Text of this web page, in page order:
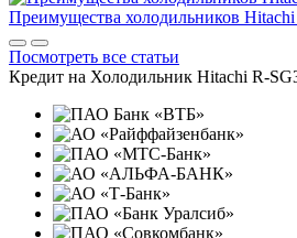
Преимущества холодильников Hitachi
Посмотреть все статьи
Кредит на Холодильник Hitachi R-